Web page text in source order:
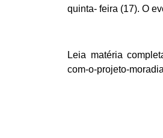
quinta- feira (17). O
Leia matéria
com-o-projeto-